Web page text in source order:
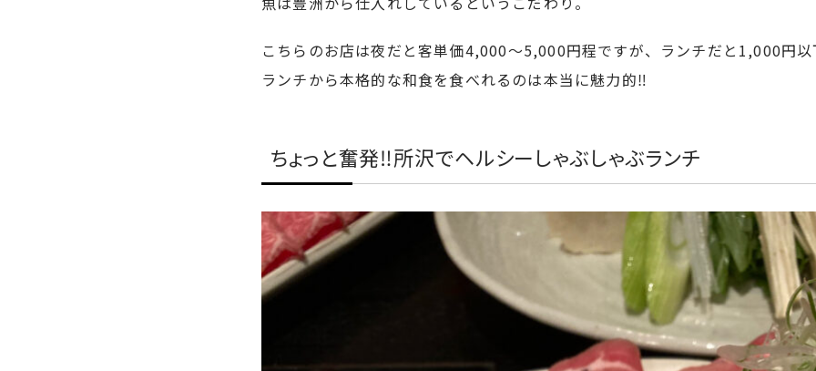
こちらのお店は夜だと客単価4,000〜5,000円程ですが、ランチだと1,000円
ランチから本格的な和食を食べれるのは本当に魅力的‼︎
ちょっと奮発‼︎所沢でヘルシーしゃぶしゃぶランチ